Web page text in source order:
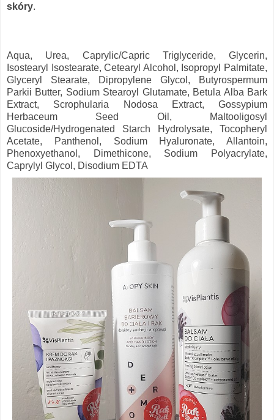
skóry.
Aqua, Urea, Caprylic/Capric Triglyceride, Glycerin,
Isostearyl Isostearate, Cetearyl Alcohol, Isopropyl Palmitate,
Glyceryl Stearate, Dipropylene Glycol, Butyrospermum
Parkii Butter, Sodium Stearoyl Glutamate, Betula Alba Bark
Extract, Scrophularia Nodosa Extract, Gossypium
Herbaceum Seed Oil, Maltooligosyl
Glucoside/Hydrogenated Starch Hydrolysate, Tocopheryl
Acetate, Panthenol, Sodium Hyaluronate, Allantoin,
Phenoxyethanol, Dimethicone, Sodium Polyacrylate,
Caprylyl Glycol, Disodium EDTA